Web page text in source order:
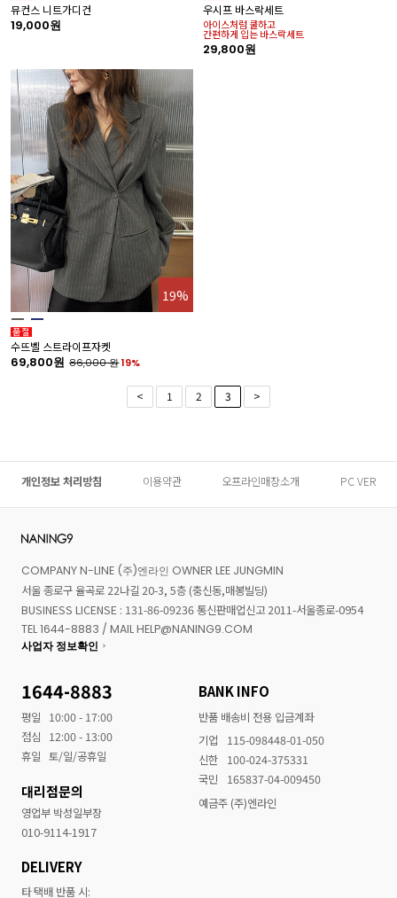
뮤컨스 니트가디건
19,000원
우시프 바스락세트
아이스처럼 쿨하고
간편하게 입는 바스락세트
29,800원
19%
수뜨벨 스트라이프자켓
69,800원 86,000원19%
< 1 2 3 >
개인정보 처리방침 이용약관 오프라인매장소개 PC VER
COMPANY N-LINE (주)엔라인 OWNER LEE JUNGMIN
서울 종로구 율곡로 22나길 20-3, 5층 (충신동,매봉빌딩)
BUSINESS LICENSE : 131-86-09236 통신판매업신고 2011-서울종로-0954
TEL 1644-8883 / MAIL HELP@NANING9.COM
사업자 정보확인
1644-8883
평일
10:00 - 17:00
점심
12:00 - 13:00
휴일 토/일/공휴일
대리점문의
영업부 박성일부장
010-9114-1917
BANK INFO
반품 배송비 전용 입금계좌
기업
115-098448-01-050
신한
100-024-375331
국민
165837-04-009450
예금주 (주)엔라인
DELIVERY
타 택배 반품 시: